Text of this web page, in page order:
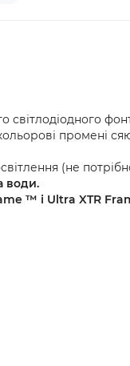
світлодіодного
промені
(не
води.
™ і Ultra XTR